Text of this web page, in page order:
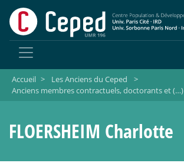
Accueil > Les Anciens du Ceped
>
Anciens membres contractuels, doctorants et (…)
FLOERSHEIM Charlotte